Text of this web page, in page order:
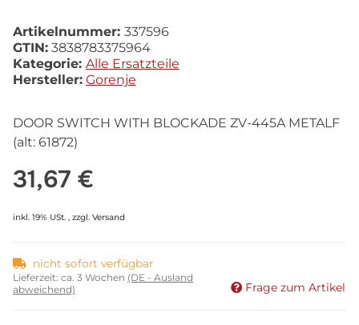
Artikelnummer: 337596
GTIN: 3838783375964
Kategorie: Alle Ersatzteile
Hersteller: Gorenje
DOOR SWITCH WITH BLOCKADE ZV-445A METALF
(alt: 61872)
31,67 €
inkl. 19% USt. , zzgl. Versand
nicht sofort verfügbar
Lieferzeit: ca. 3 Wochen (DE - Ausland
abweichend)
Frage zum Artikel